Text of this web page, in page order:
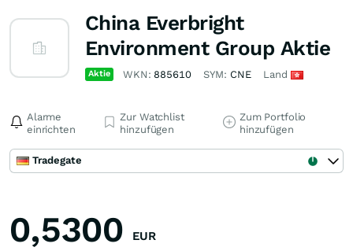
China Everbright
Environment Group Aktie
Aktie WKN: 885610 SYM: CNE Land
Alarme
einrichten
Zur Watchlist
hinzufügen
Zum Portfolio
hinzufügen
Tradegate
0,5300 EUR